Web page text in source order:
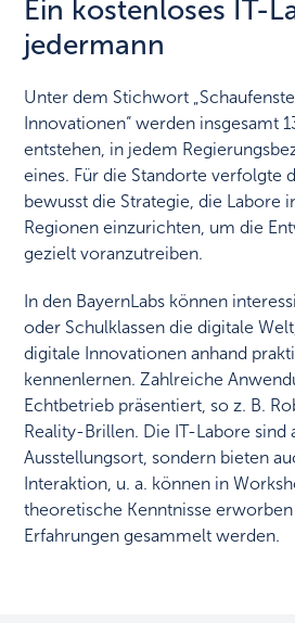
Ein kostenloses IT-
jedermann
Unter dem Stichwort
Innovationen“ werden insgesamt
entstehen, in jedem
eines. Für die Standorte verfolgte
bewusst die Strategie, die Labore
Regionen einzurichten, um die
gezielt voranzutreiben.
In den BayernLabs können
oder Schulklassen die digitale
digitale Innovationen anhand
kennenlernen. Zahlreiche
Echtbetrieb präsentiert, so z. B.
Reality-Brillen. Die IT-Labore sind
Ausstellungsort, sondern bieten
Interaktion, u. a. können in
theoretische Kenntnisse
Erfahrungen gesammelt werden.